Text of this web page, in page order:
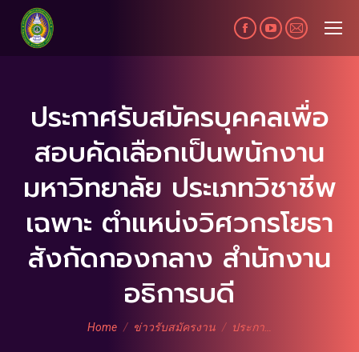
Facebook
page
new
window
YouTube
page
new
window
Mail
page
in
new
window
ประกาศรับสมัครบุคคลเพื่อ
สอบคัดเลือกเป็นพนักงาน
มหาวิทยาลัย ประเภทวิชาชีพ
เฉพาะ ตำแหน่งวิศวกรโยธา
สังกัดกองกลาง สำนักงาน
อธิการบดี
You are here:
Home ข่าวรับสมัครงาน ประกา…